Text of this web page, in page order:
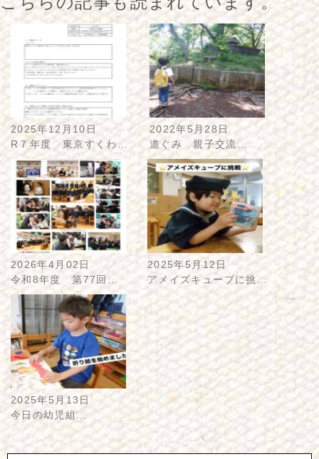
2025年12月10日
R７年度 東京すくわ…
2022年5月28日
道ぐみ 親子交流…
2026年4月02日
令和8年度 第77回…
2025年5月12日
アメイズキューブに挑…
2025年5月13日
今日の幼児組…